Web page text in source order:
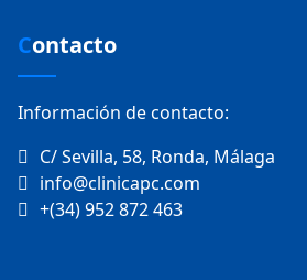
Contacto
Información de contacto:
C/ Sevilla, 58, Ronda, Málaga
info@clinicapc.com
+(34) 952 872 463